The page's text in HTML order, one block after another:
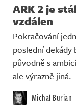
Databáze
Komunita
Redakce
Živě
ARK 2 je
vzdálen
Pokračování
poslední
původně s
ale výrazně jiná.
Michal Burian